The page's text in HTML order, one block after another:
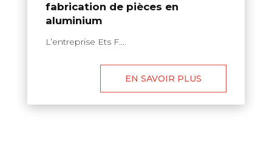
fabrication de pièces en
aluminium
L’entreprise Ets F....
EN SAVOIR PLUS